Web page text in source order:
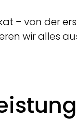
– von der
wir alles